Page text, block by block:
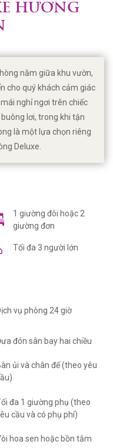
HƯỚNG
nằm giữa khu vườn,
cho quý khách cảm giác
nghỉ ngơi trên chiếc
lơi, trong khi tận
là một lựa chọn riêng
Deluxe.
1 giường đôi hoặc 2
giường đơn
Tối đa 3 người lớn
vụ phòng 24 giờ
đón sân bay hai chiều
ủi và chân đế (theo yêu
đa 1 giường phụ (theo
cầu và có phụ phí)
hoa sen hoặc bồn tắm